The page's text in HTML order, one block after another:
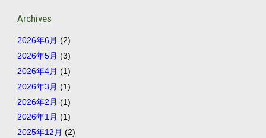
Archives
2026年6月 (2)
2026年5月 (3)
2026年4月 (1)
2026年3月 (1)
2026年2月 (1)
2026年1月 (1)
2025年12月 (2)